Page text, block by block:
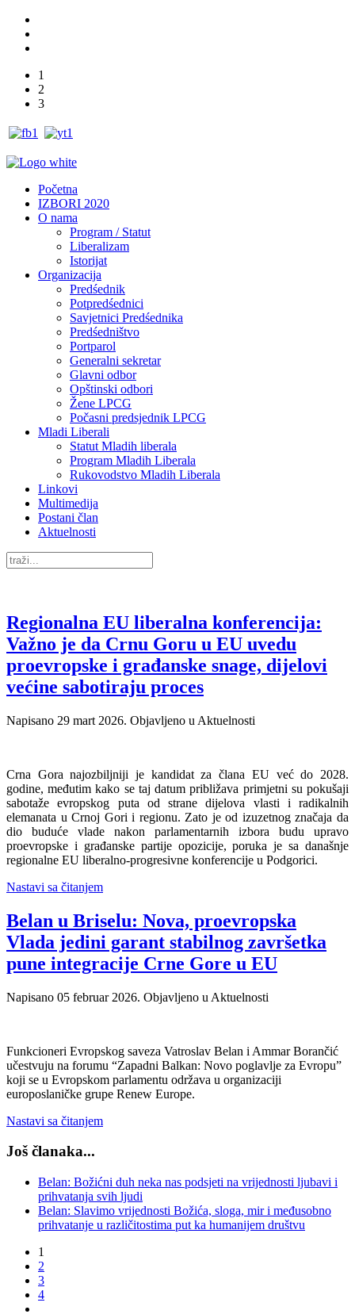
1
2
3
Početna
IZBORI 2020
O nama
Program / Statut
Liberalizam
Istorijat
Organizacija
Predśednik
Potpredśednici
Savjetnici Predśednika
Predśedništvo
Portparol
Generalni sekretar
Glavni odbor
Opštinski odbori
Žene LPCG
Počasni predsjednik LPCG
Mladi Liberali
Statut Mladih liberala
Program Mladih Liberala
Rukovodstvo Mladih Liberala
Linkovi
Multimedija
Postani član
Aktuelnosti
Regionalna EU liberalna konferencija:
Važno je da Crnu Goru u EU uvedu
proevropske i građanske snage, dijelovi
većine sabotiraju proces
Napisano 29 mart 2026. Objavljeno u Aktuelnosti
Crna Gora najozbiljniji je kandidat za člana EU već do 2028.
godine, međutim kako se taj datum približava primjetni su pokušaji
sabotaže evropskog puta od strane dijelova vlasti i radikalnih
elemanata u Crnoj Gori i regionu. Zato je od izuzetnog značaja da
dio buduće vlade nakon parlamentarnih izbora budu upravo
proevropske i građanske partije opozicije, poruka je sa današnje
regionalne EU liberalno-progresivne konferencije u Podgorici.
Nastavi sa čitanjem
Belan u Briselu: Nova, proevropska
Vlada jedini garant stabilnog završetka
pune integracije Crne Gore u EU
Napisano 05 februar 2026. Objavljeno u Aktuelnosti
Funkcioneri Evropskog saveza Vatroslav Belan i Ammar Borančić
učestvuju na forumu “Zapadni Balkan: Novo poglavlje za Evropu”
koji se u Evropskom parlamentu održava u organizaciji
europoslaničke grupe Renew Europe.
Nastavi sa čitanjem
Još članaka...
Belan: Božićni duh neka nas podsjeti na vrijednosti ljubavi i
prihvatanja svih ljudi
Belan: Slavimo vrijednosti Božića, sloga, mir i međusobno
prihvatanje u različitostima put ka humanijem društvu
1
2
3
4